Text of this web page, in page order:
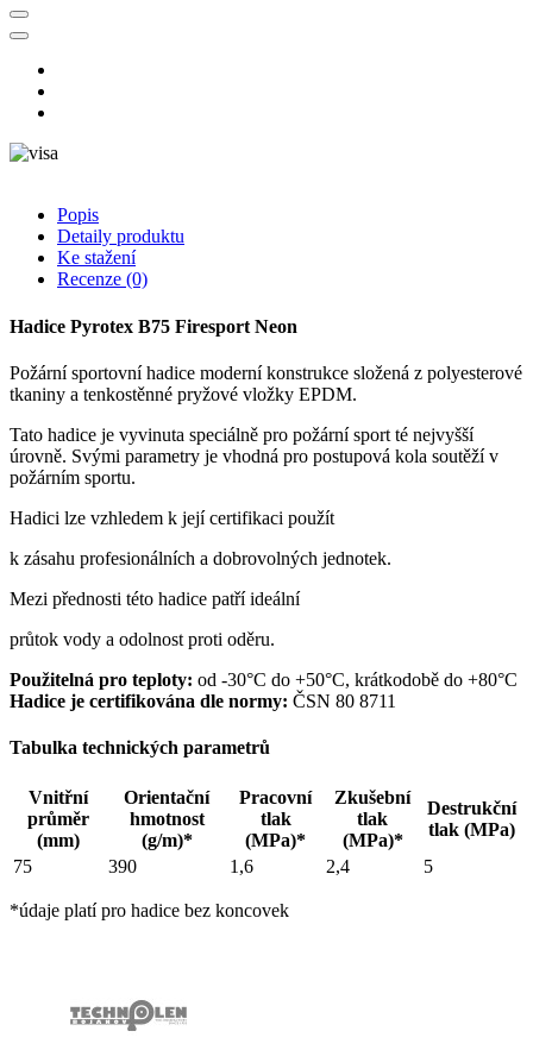
Popis
Detaily produktu
Ke stažení
Recenze (0)
Hadice Pyrotex B75 Firesport Neon
Požární sportovní hadice moderní konstrukce složená z polyesterové
tkaniny a tenkostěnné pryžové vložky EPDM.
Tato hadice je vyvinuta speciálně pro požární sport té nejvyšší
úrovně. Svými parametry je vhodná pro postupová kola soutěží v
požárním sportu.
Hadici lze vzhledem k její certifikaci použít
k zásahu profesionálních a dobrovolných jednotek.
Mezi přednosti této hadice patří ideální
průtok vody a odolnost proti oděru.
Použitelná pro teploty: od -30°C do +50°C, krátkodobě do +80°C
Hadice je certifikována dle normy: ČSN 80 8711
Tabulka technických parametrů
Vnitřní
průměr
(mm)
Orientační
hmotnost
(g/m)*
Pracovní
tlak
(MPa)*
Zkušební
tlak
(MPa)*
Destrukční
tlak (MPa)
75
390 1,6 2,4 5
*údaje platí pro hadice bez koncovek